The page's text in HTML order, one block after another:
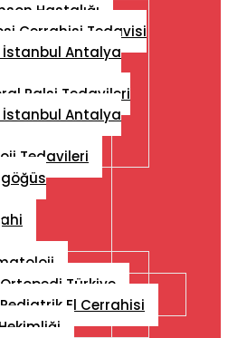
Hastalığı
Cerrahisi Tedavisi
İstanbul Antalya
Palsi Tedavileri
İstanbul Antalya
Tedavileri
göğüs
Ortopedi Türkiye
Pediatrik El Cerrahisi